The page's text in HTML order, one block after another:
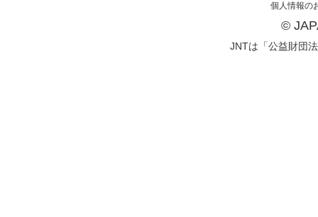
個人情報の
©
JNTは「公益財団